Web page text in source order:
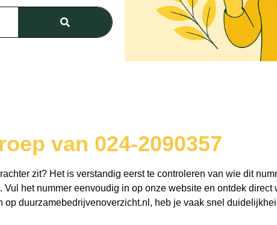
van 024-2090357
zit? Het is verstandig eerst te controleren van wie dit
het nummer eenvoudig in op onze website en ontdek
duurzamebedrijvenoverzicht.nl, heb je vaak snel